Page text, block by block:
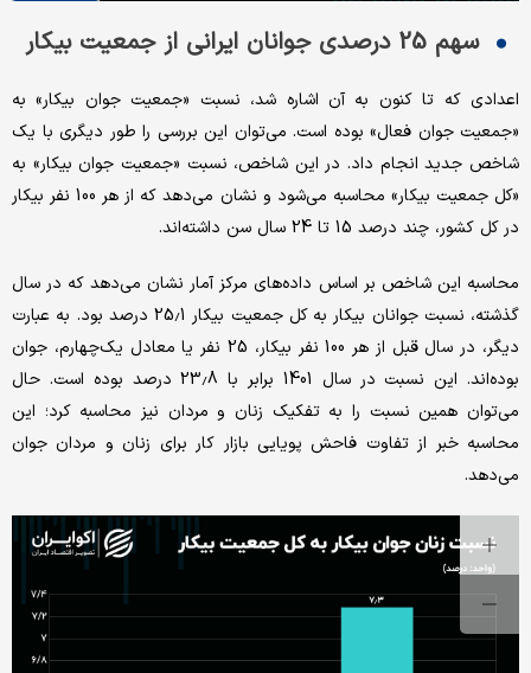
سهم 25 درصدی جوانان ایرانی از جمعیت بیکار
اعدادی که تا کنون به آن اشاره شد، نسبت «جمعیت جوان بیکار»‌ به
«جمعیت جوان فعال» بوده است. می‌توان این بررسی را طور دیگری با یک
شاخص جدید انجام داد. در این شاخص، نسبت «جمعیت جوان بیکار» به
«کل جمعیت بیکار» محاسبه می‌شود و نشان می‌دهد که از هر 100 نفر بیکار
در کل کشور، چند درصد 15 تا 24 سال سن داشته‌اند.
محاسبه این شاخص بر اساس داده‌های مرکز آمار نشان می‌دهد که در سال
گذشته، نسبت جوانان بیکار به کل جمعیت بیکار 25.1 درصد بود. به عبارت
دیگر، در سال قبل از هر 100 نفر بیکار، 25 نفر یا معادل یک‌چهارم، جوان
بوده‌اند. این نسبت در سال 1401 برابر با 23.8 درصد بوده است. حال
می‌توان همین نسبت را به تفکیک زنان و مردان نیز محاسبه کرد؛ این
محاسبه خبر از تفاوت فاحش پویایی بازار کار برای زنان و مردان جوان
می‌دهد.